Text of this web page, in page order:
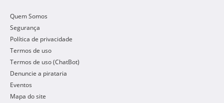
Quem Somos
Segurança
Política de privacidade
Termos de uso
Termos de uso (ChatBot)
Denuncie a pirataria
Eventos
Mapa do site